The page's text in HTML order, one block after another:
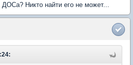
ДОСа? Никто найти его не может...